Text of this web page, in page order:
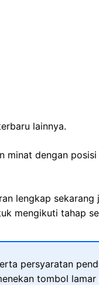
lainnya.
minat dengan
lengkap sekarang
mengikuti tahap
persyaratan
tombol